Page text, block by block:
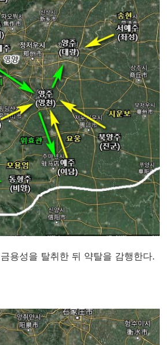
용성을 탈취한 뒤 약탈을 감행한다.